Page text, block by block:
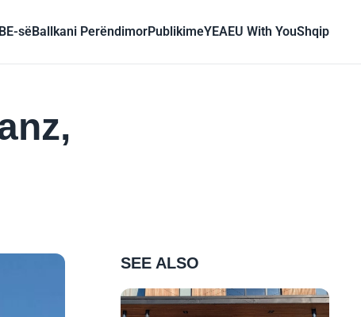
sëBallkani PerëndimorPublikimeYEAEU With YouShqip
SEE ALSO